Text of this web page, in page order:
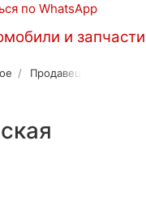
по WhatsApp
Продавец 2